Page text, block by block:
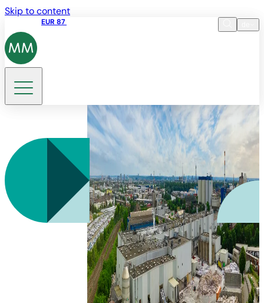
Skip to content
EUR 87
DE
MM Neuss GmbH